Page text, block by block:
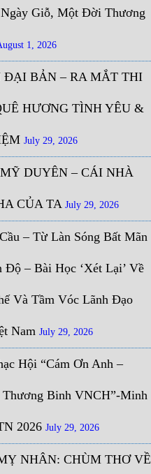
Giỗ, Một Đời Thương
1, 2026
ĐẠI BẢN – RA MẮT THI
HƯƠNG TÌNH YÊU &
July 29, 2026
DUYÊN – CÁI NHÀ
CỦA TA July 29, 2026
– Từ Làn Sóng Bất Mãn
Độ – Bài Học ‘Xét Lại’ Về
Và Tầm Vóc Lãnh Đạo
Nam July 29, 2026
Hội “Cám Ơn Anh –
Binh VNCH”-Minh
2026 July 29, 2026
NHÂN: CHÙM THƠ VỀ